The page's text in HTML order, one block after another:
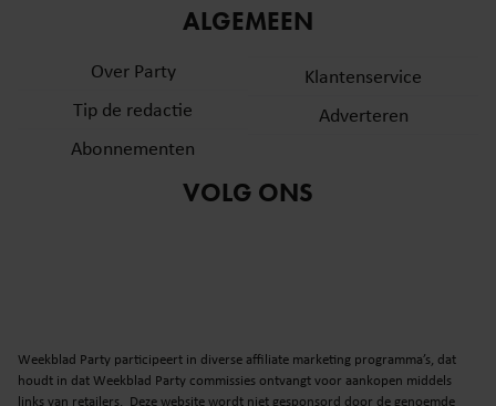
ALGEMEEN
Over Party
Tip de redactie
Abonnementen
Klantenservice
Adverteren
VOLG ONS
Weekblad Party participeert in diverse affiliate marketing programma’s, dat
houdt in dat Weekblad Party commissies ontvangt voor aankopen middels
links van retailers. Deze website wordt niet gesponsord door de genoemde